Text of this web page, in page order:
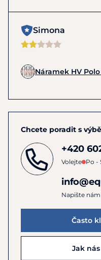
Simona
Náramek HV
Chcete poradit s
+420
Volejte Po -
Napište
Často
Jak